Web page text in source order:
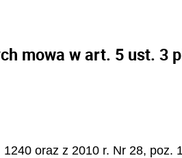
mowa w art. 5 ust. 3
oraz z 2010 r. Nr 28, poz.